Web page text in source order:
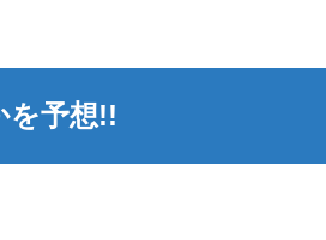
を予想!!